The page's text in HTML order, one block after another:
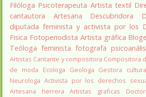
Filóloga Psicoterapeuta Artista textil
cantautora
Artesana Descubridora
diputada feminista y activista por los
Fisica Fotoperiodista Artista gráfica
Teóloga feminista fotografa
Artistas Cantante y compositora Compositora
de moda
Ecologa Geologa Gestora
Neurologa Activista por los derechos
Artesana herrera
Artistas graficas